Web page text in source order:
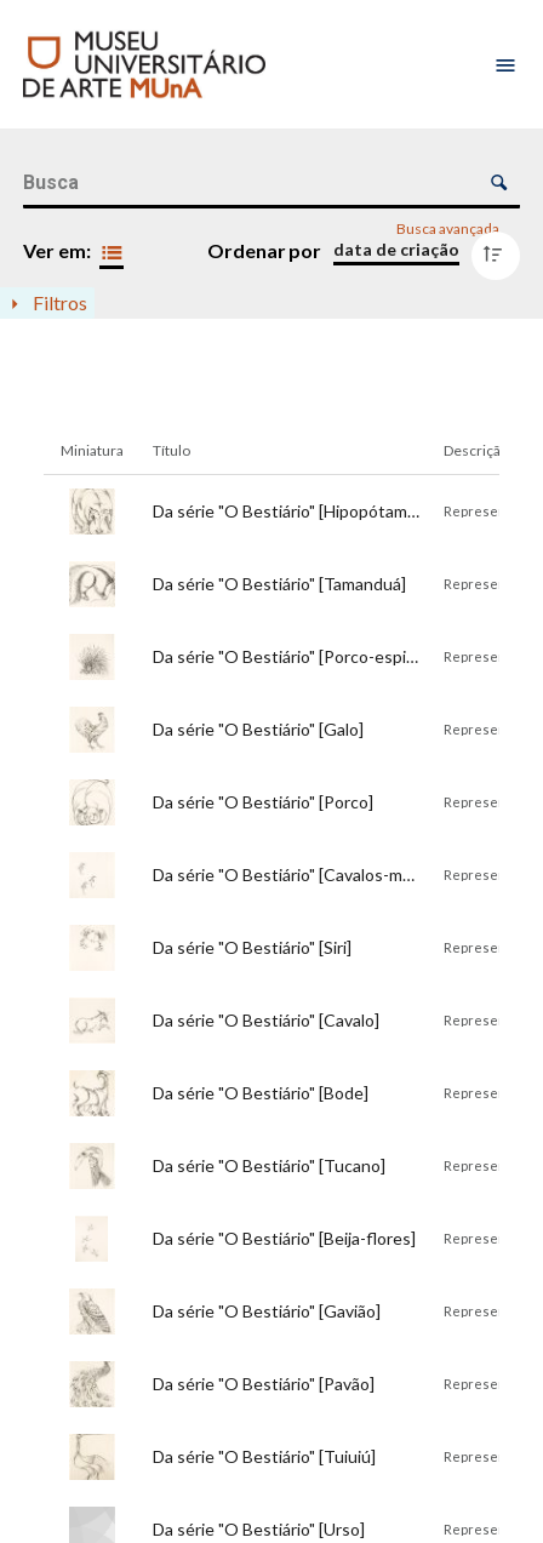
Controle de ordenação e visualização
Filtros
Busca avançada
Ordenarpor data de criação
Ver em:
Resultados da lista de itens
Miniatura Título Descrição
Título:
Da série "O Bestiário" [Hipopótamo] Descrição:
Representação
Título:
Da série "O Bestiário" [Tamanduá] Descrição:
Título:
Da série "O Bestiário" [Porco-espinho] Descrição:
Título:
Da série "O Bestiário" [Galo] Descrição:
Representação de
Título:
Da série "O Bestiário" [Porco] Descrição:
Representação
Título:
Da série "O Bestiário" [Cavalos-marinhos] Descrição:
Representação de três cavalos marinhos,
Título:
Da série "O Bestiário" [Siri] Descrição:
Título:
Da série "O Bestiário" [Cavalo] Descrição:
Título:
Da série "O Bestiário" [Bode] Descrição:
Representação
Título:
Da série "O Bestiário" [Tucano] Descrição:
Título:
Da série "O Bestiário" [Beija-flores] Descrição:
Título:
Da série "O Bestiário" [Gavião] Descrição:
Representação
Título:
Da série "O Bestiário" [Pavão] Descrição:
Representação
Título:
Da série "O Bestiário" [Tuiuiú] Descrição:
Representação
Título:
Da série "O Bestiário" [Urso] Descrição: